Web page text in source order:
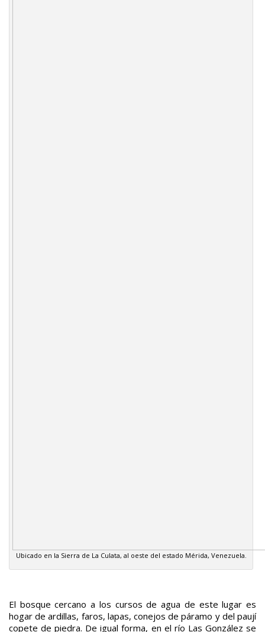
Ubicado en la Sierra de La Culata, al oeste del estado Mérida, Venezuela.
El bosque cercano a los cursos de agua de este lugar es
hogar de ardillas, faros, lapas, conejos de páramo y del paují
copete de piedra. De igual forma, en el río Las González se